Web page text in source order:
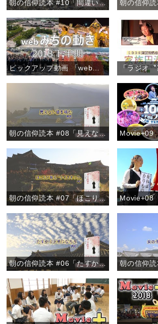
朝の信仰読本 #10「間違い電話を喜ぶ心」
ピックアップ動画 「webみちの動き 2018下半期」
朝の信仰読本 #08「見えない徳を積む」
朝の信仰読本 #07「ほこりが散る〝ナイスキック〟」
朝の信仰読本 #06「たすかり上手になろう」